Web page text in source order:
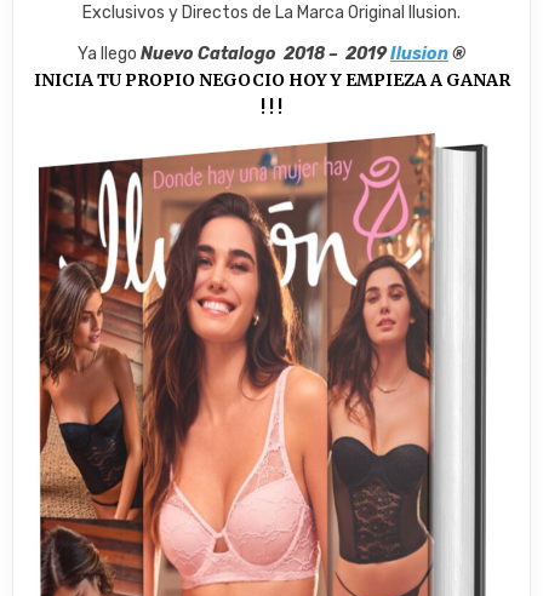
Exclusivos y Directos de La Marca Original Ilusion.
Ya llego Nuevo Catalogo 2018 – 2019Ilusion®
INICIA TU PROPIO NEGOCIO HOY Y EMPIEZA A GANAR
! ! !